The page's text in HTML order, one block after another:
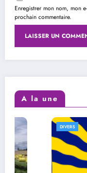
Enregistrer mon nom, mon
prochain commentaire.
A la une
DIVERS